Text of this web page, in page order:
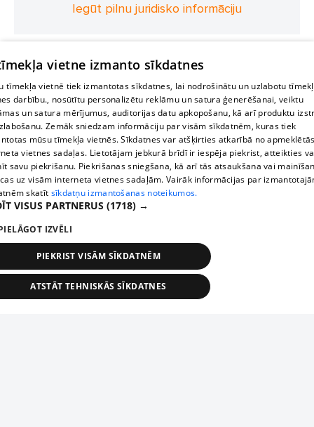
Iegūt pilnu juridisko informāciju
vietne izmanto sīkdatnes
tīmekļa vietnē tiek izmantotas sīkdatnes, lai nodrošinātu un uzlabotu
darbību., nosūtītu personalizētu reklāmu un satura ģenerēšanai, veiktu
un satura mērījumus, auditorijas datu apkopošanu, kā arī produktu
Zemāk sniedzam informāciju par visām sīkdatnēm, kuras tiek
mūsu tīmekļa vietnēs. Sīkdatnes var atšķirties atkarībā no
vietnes sadaļas. Lietotājam jebkurā brīdī ir iespēja piekrist, atteikties
savu piekrišanu. Piekrišanas sniegšana, kā arī tās atsaukšana vai
uz visām interneta vietnes sadaļām. Vairāk informācijas par
skatīt sīkdatņu izmantošanas noteikumos.
VISUS PARTNERUS (1718) →
IZVĒLI
PIEKRIST VISĀM SĪKDATNĒM
ATSTĀT TEHNISKĀS SĪKDATNES